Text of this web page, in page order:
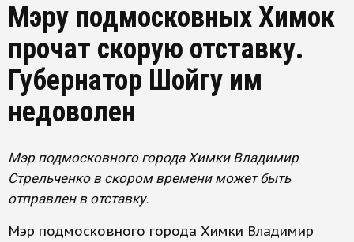
Мэру подмосковных Химок
прочат скорую отставку.
Губернатор Шойгу им
недоволен
Мэр подмосковного города Химки Владимир
Стрельченко в скором времени может быть
отправлен в отставку.
Мэр подмосковного города Химки Владимир